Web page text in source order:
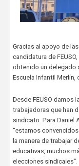
Gracias al apoyo de
candidatura de
obtenido un delegado
Escuela Infantil Merlín,
Desde FEUSO damos
trabajadoras que han
sindicato. Para Daniel
“estamos
la manera de trabajar
educativas, muchos
elecciones sindicales”.